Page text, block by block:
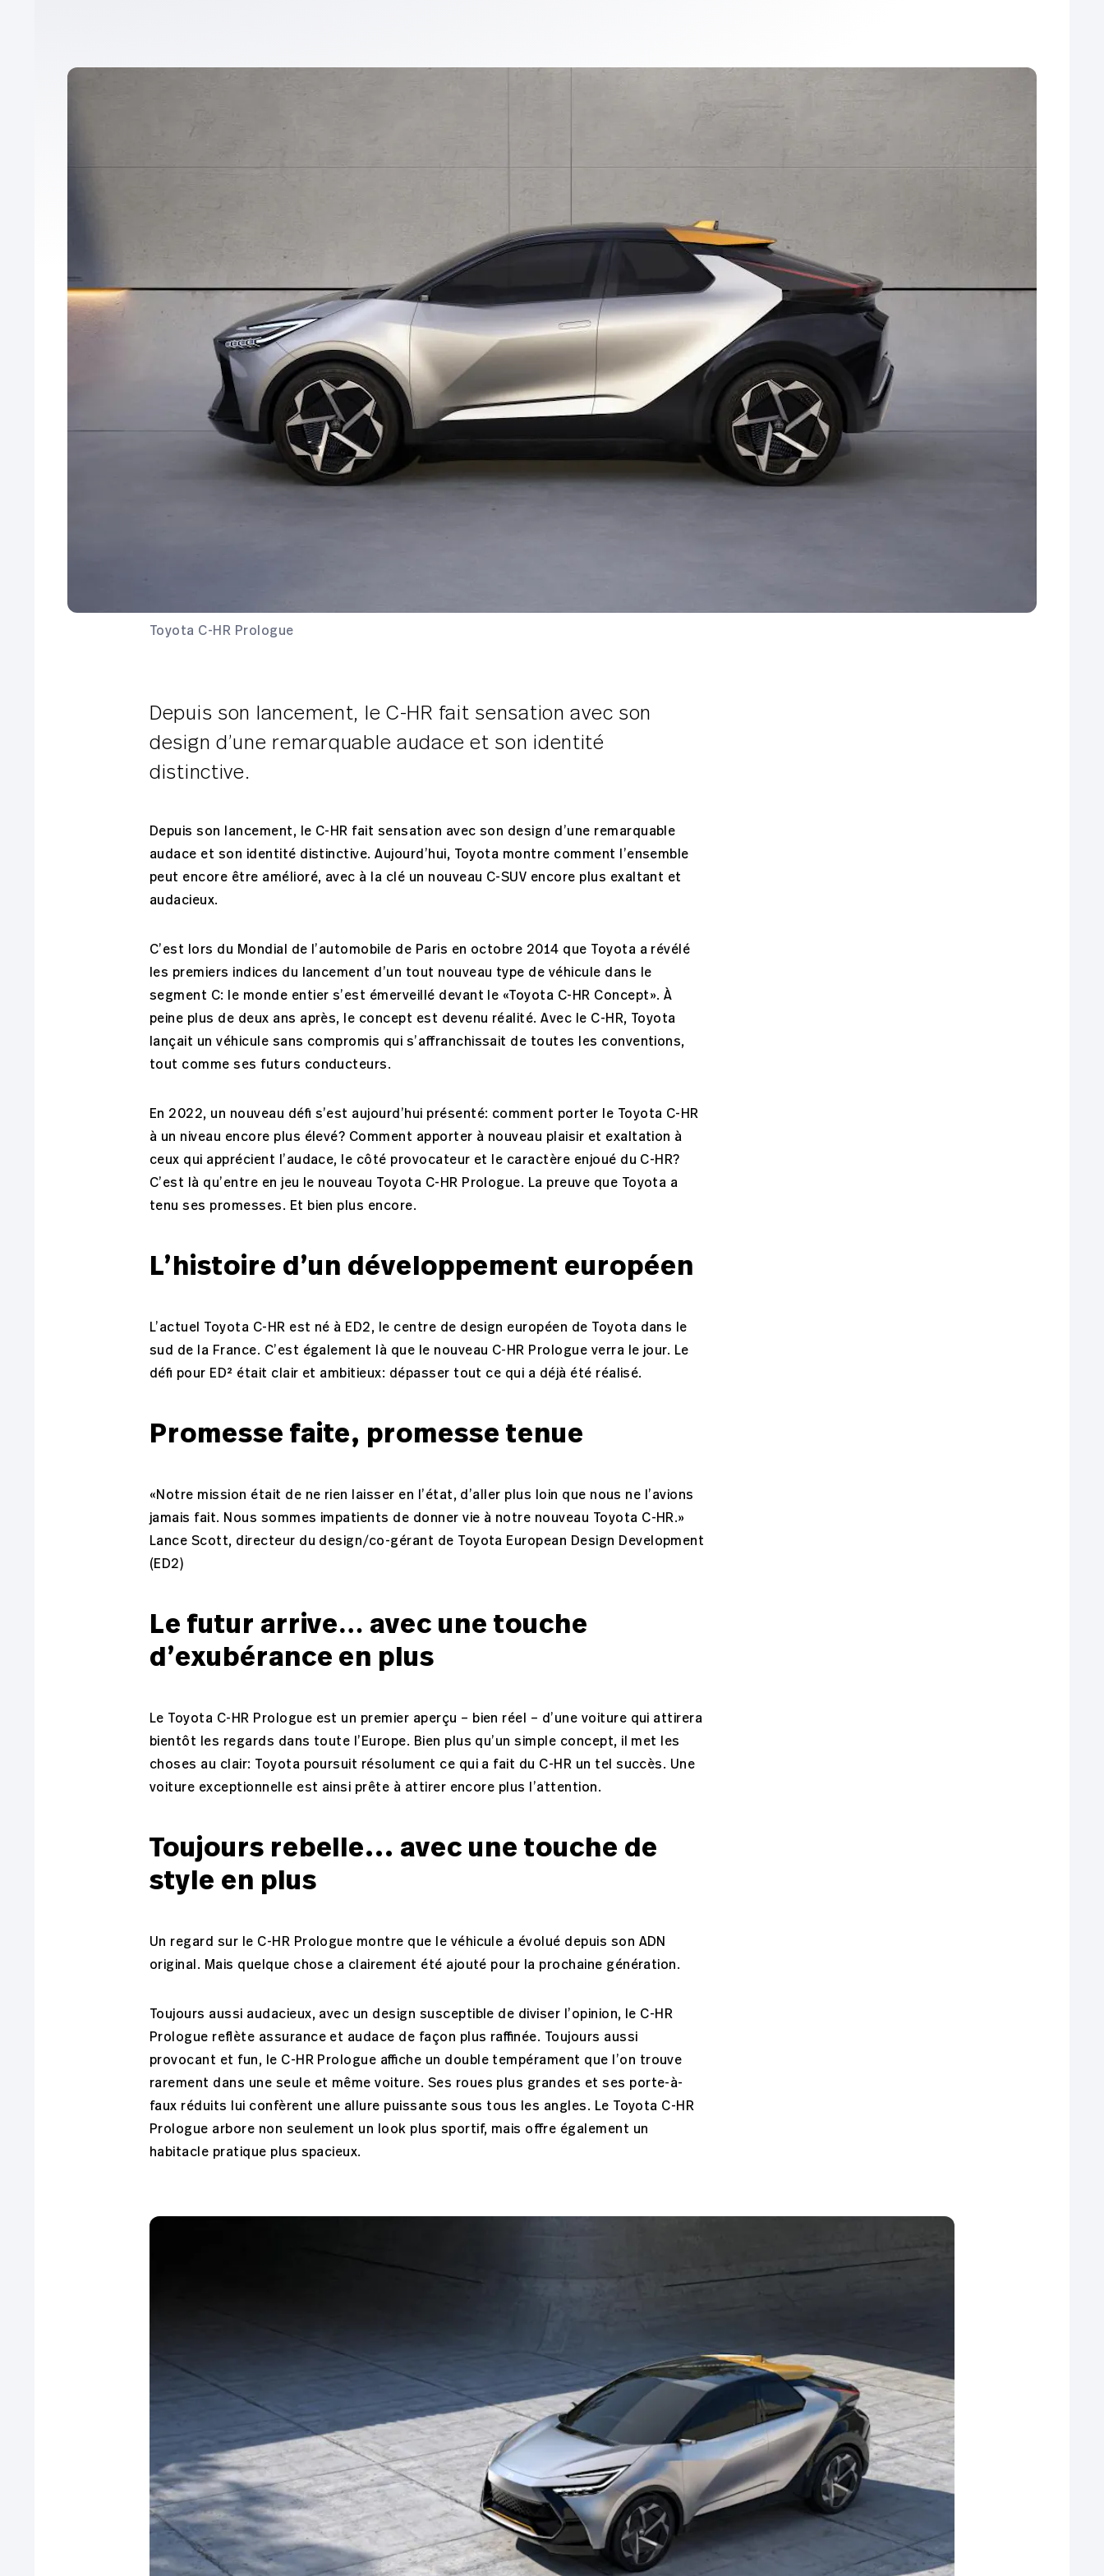
Toyota C-HR Prologue
Depuis son lancement, le C-HR fait sensation avec son
design d’une remarquable audace et son identité
distinctive.
Depuis son lancement, le C-HR fait sensation avec son design d’une remarquable
audace et son identité distinctive. Aujourd’hui, Toyota montre comment l’ensemble
peut encore être amélioré, avec à la clé un nouveau C-SUV encore plus exaltant et
audacieux.
C’est lors du Mondial de l’automobile de Paris en octobre 2014 que Toyota a révélé
les premiers indices du lancement d’un tout nouveau type de véhicule dans le
segment C: le monde entier s’est émerveillé devant le «Toyota C-HR Concept». À
peine plus de deux ans après, le concept est devenu réalité. Avec le C-HR, Toyota
lançait un véhicule sans compromis qui s’affranchissait de toutes les conventions,
tout comme ses futurs conducteurs.
En 2022, un nouveau défi s’est aujourd’hui présenté: comment porter le Toyota C-HR
à un niveau encore plus élevé? Comment apporter à nouveau plaisir et exaltation à
ceux qui apprécient l’audace, le côté provocateur et le caractère enjoué du C-HR?
C’est là qu’entre en jeu le nouveau Toyota C-HR Prologue. La preuve que Toyota a
tenu ses promesses. Et bien plus encore.
L’histoire d’un développement européen
L’actuel Toyota C-HR est né à ED2, le centre de design européen de Toyota dans le
sud de la France. C’est également là que le nouveau C-HR Prologue verra le jour. Le
défi pour ED² était clair et ambitieux: dépasser tout ce qui a déjà été réalisé.
Promesse faite, promesse tenue
«Notre mission était de ne rien laisser en l’état, d’aller plus loin que nous ne l’avions
jamais fait. Nous sommes impatients de donner vie à notre nouveau Toyota C-HR.»
Lance Scott, directeur du design/co-gérant de Toyota European Design Development
(ED2)
Le futur arrive… avec une touche
d’exubérance en plus
Le Toyota C-HR Prologue est un premier aperçu – bien réel – d’une voiture qui attirera
bientôt les regards dans toute l’Europe. Bien plus qu’un simple concept, il met les
choses au clair: Toyota poursuit résolument ce qui a fait du C-HR un tel succès. Une
voiture exceptionnelle est ainsi prête à attirer encore plus l’attention.
Toujours rebelle... avec une touche de
style en plus
Un regard sur le C-HR Prologue montre que le véhicule a évolué depuis son ADN
original. Mais quelque chose a clairement été ajouté pour la prochaine génération.
Toujours aussi audacieux, avec un design susceptible de diviser l’opinion, le C-HR
Prologue reflète assurance et audace de façon plus raffinée. Toujours aussi
provocant et fun, le C-HR Prologue affiche un double tempérament que l’on trouve
rarement dans une seule et même voiture. Ses roues plus grandes et ses porte-à-
faux réduits lui confèrent une allure puissante sous tous les angles. Le Toyota C-HR
Prologue arbore non seulement un look plus sportif, mais offre également un
habitacle pratique plus spacieux.